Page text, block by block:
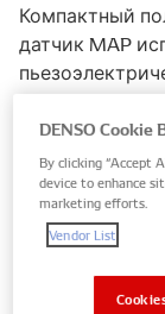
Компактный
датчик MAP
приложении
используется
коллекторе,
дроссельной
передается в
расчета
DENSO Cookie
By clicking “Accept
device to enhance
marketing efforts.
Vendor List